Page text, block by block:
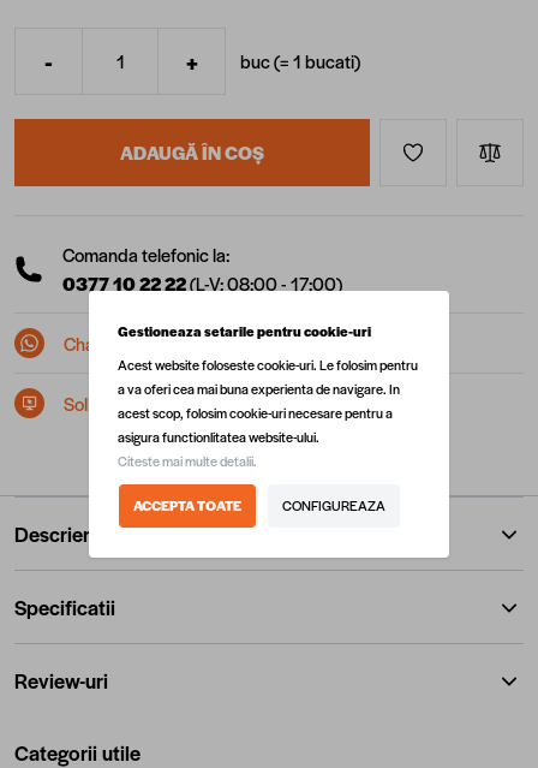
Cantitate
- + buc (=1bucati)
ADAUGĂ ÎN COȘ
Comanda telefonic la:
0377 10 22 22(L-V: 08:00 - 17:00)
Chat pe Whatsapp
Solicita postare in SEAP/SICAP
Descriere
Specificatii
Review-uri
Categorii utile
Gestioneaza setarile pentru cookie-uri
Acest website foloseste cookie-uri. Le folosim pentru
a va oferi cea mai buna experienta de navigare. In
acest scop, folosim cookie-uri necesare pentru a
asigura functionlitatea website-ului.
Citeste mai multe detalii.
ACCEPTA TOATE CONFIGUREAZA